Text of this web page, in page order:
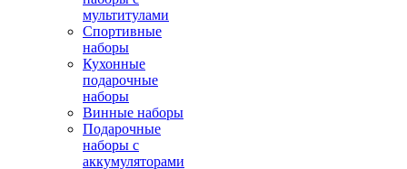
мультитулами
Спортивные
наборы
Кухонные
подарочные
наборы
Винные наборы
Подарочные
наборы с
аккумуляторами